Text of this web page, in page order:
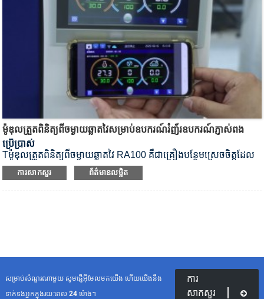
ម៉ូឌុលត្រួតពិនិត្យពីចម្ងាយឆ្លាតវៃសម្រាប់ឧបករណ៍រំញ័រឧបករណ៍ភ្ញាស់ពង
ប្រើប្រាស់
Tម៉ូឌុលត្រួតពិនិត្យពីចម្ងាយឆ្លាតវៃ RA100 គឺជាគ្រឿងបន្ថែមស្រេចចិត្តដែល
ត្រូវបានបង្កើតឡើងជាពិសេសសម្រាប់ស៊េរី CS នៃម៉ាស៊ីនញ័រ CO2
incubator។ បន្ទាប់ពីភ្ជាប់ម៉ាស៊ីនញ័ររបស់អ្នកទៅអ៊ីនធឺណិត អ្នកអាចត្រួត
ការសាកសួរ ព័ត៌មានលម្អិត
សម្រាប់សំណួរណាមួយ សូមផ្ញើអ៊ីមែលមកយើង ហើយយើងនឹង
ទាក់ទងអ្នកក្នុងរយៈពេល 24 ម៉ោង។
ការ
សាកសួរ